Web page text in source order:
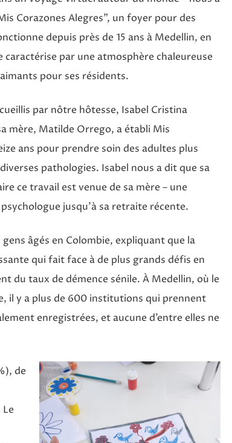
Corazones Alegres”, un foyer pour des
depuis près de 15 ans à Medellin, en
caractérise par une atmosphère chaleureuse
pour ses résidents.
par nôtre hôtesse, Isabel Cristina
mère, Matilde Orrego, a établi Mis
ans pour prendre soin des adultes plus
pathologies. Isabel nous a dit que sa
ce travail est venue de sa mère – une
jusqu’à sa retraite récente.
âgés en Colombie, expliquant que la
qui fait face à de plus grands défis en
du taux de démence sénile. À Medellin, où le
il y a plus de 600 institutions qui prennent
enregistrées, et aucune d’entre elles ne
de